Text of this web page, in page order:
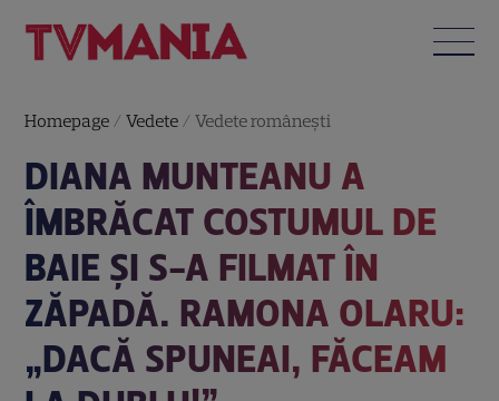
Homepage /Vedete /Vedete româneşti
DIANA MUNTEANU A
ÎMBRĂCAT COSTUMUL DE
BAIE ȘI S-A FILMAT ÎN
ZĂPADĂ. RAMONA OLARU:
„DACĂ SPUNEAI, FĂCEAM